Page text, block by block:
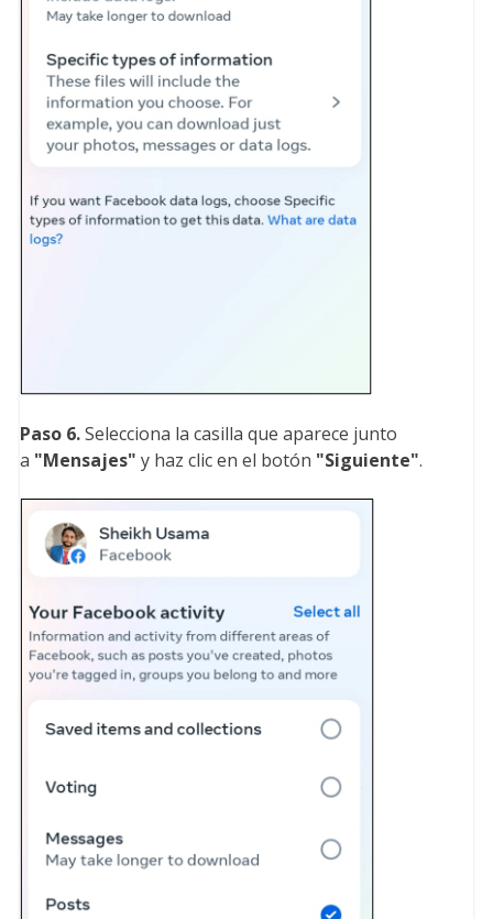
Paso 6.Selecciona la casilla que aparece junto
a "Mensajes" y haz clic en el botón "Siguiente".